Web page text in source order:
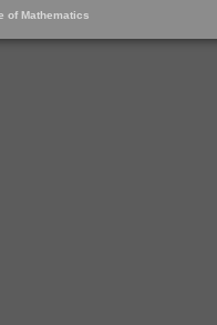
of Mathematics